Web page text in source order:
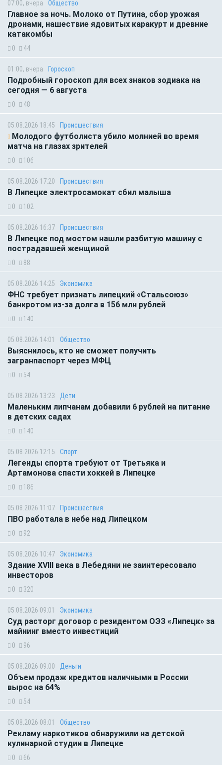
07:00, вчера Общество
Главное за ночь. Молоко от Путина, сбор урожая
дронами, нашествие ядовитых каракурт и древние
катакомбы
0 44
01:00, вчера Гороскоп
Подробный гороскоп для всех знаков зодиака на
сегодня — 6 августа
0 48
05.08.2026 18:45 Происшествия
Молодого футболиста убило молнией во время
матча на глазах зрителей
0 106
05.08.2026 17:20 Происшествия
В Липецке электросамокат сбил малыша
0 102
05.08.2026 16:37 Происшествия
В Липецке под мостом нашли разбитую машину с
пострадавшей женщиной
0 88
05.08.2026 14:25 Экономика
ФНС требует признать липецкий «Стальсоюз»
банкротом из-за долга в 156 млн рублей
0 140
05.08.2026 14:01 Общество
Выяснилось, кто не сможет получить
загранпаспорт через МФЦ
0 54
05.08.2026 13:23 Дети
Маленьким липчанам добавили 6 рублей на питание
в детских садах
0 140
05.08.2026 12:15 Спорт
Легенды спорта требуют от Третьяка и
Артамонова спасти хоккей в Липецке
0 186
05.08.2026 11:07 Происшествия
ПВО работала в небе над Липецком
0 92
05.08.2026 10:47 Экономика
Здание XVIII века в Лебедяни не заинтересовало
инвесторов
0 320
05.08.2026 09:01 Экономика
Суд расторг договор с резидентом ОЭЗ «Липецк» за
майнинг вместо инвестиций
0 96
05.08.2026 09:00 Деньги
Объем продаж кредитов наличными в России
вырос на 64%
0 54
05.08.2026 08:01 Общество
Рекламу наркотиков обнаружили на детской
кулинарной студии в Липецке
0 66